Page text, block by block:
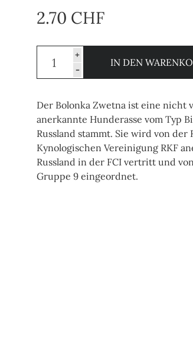
2.70 CHF
+
-
IN DEN
Der Bolonka Zwetna ist eine nicht
anerkannte Hunderasse vom Typ
Russland stammt. Sie wird von der
Kynologischen Vereinigung RKF
Russland in der FCI vertritt und
Gruppe 9 eingeordnet.